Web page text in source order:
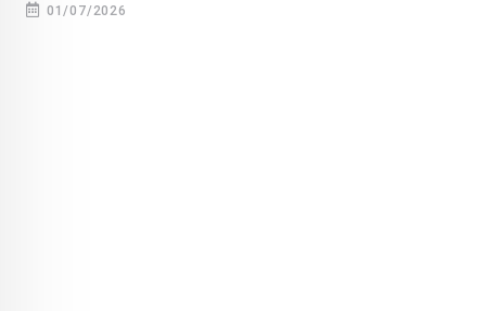
01/07/2026